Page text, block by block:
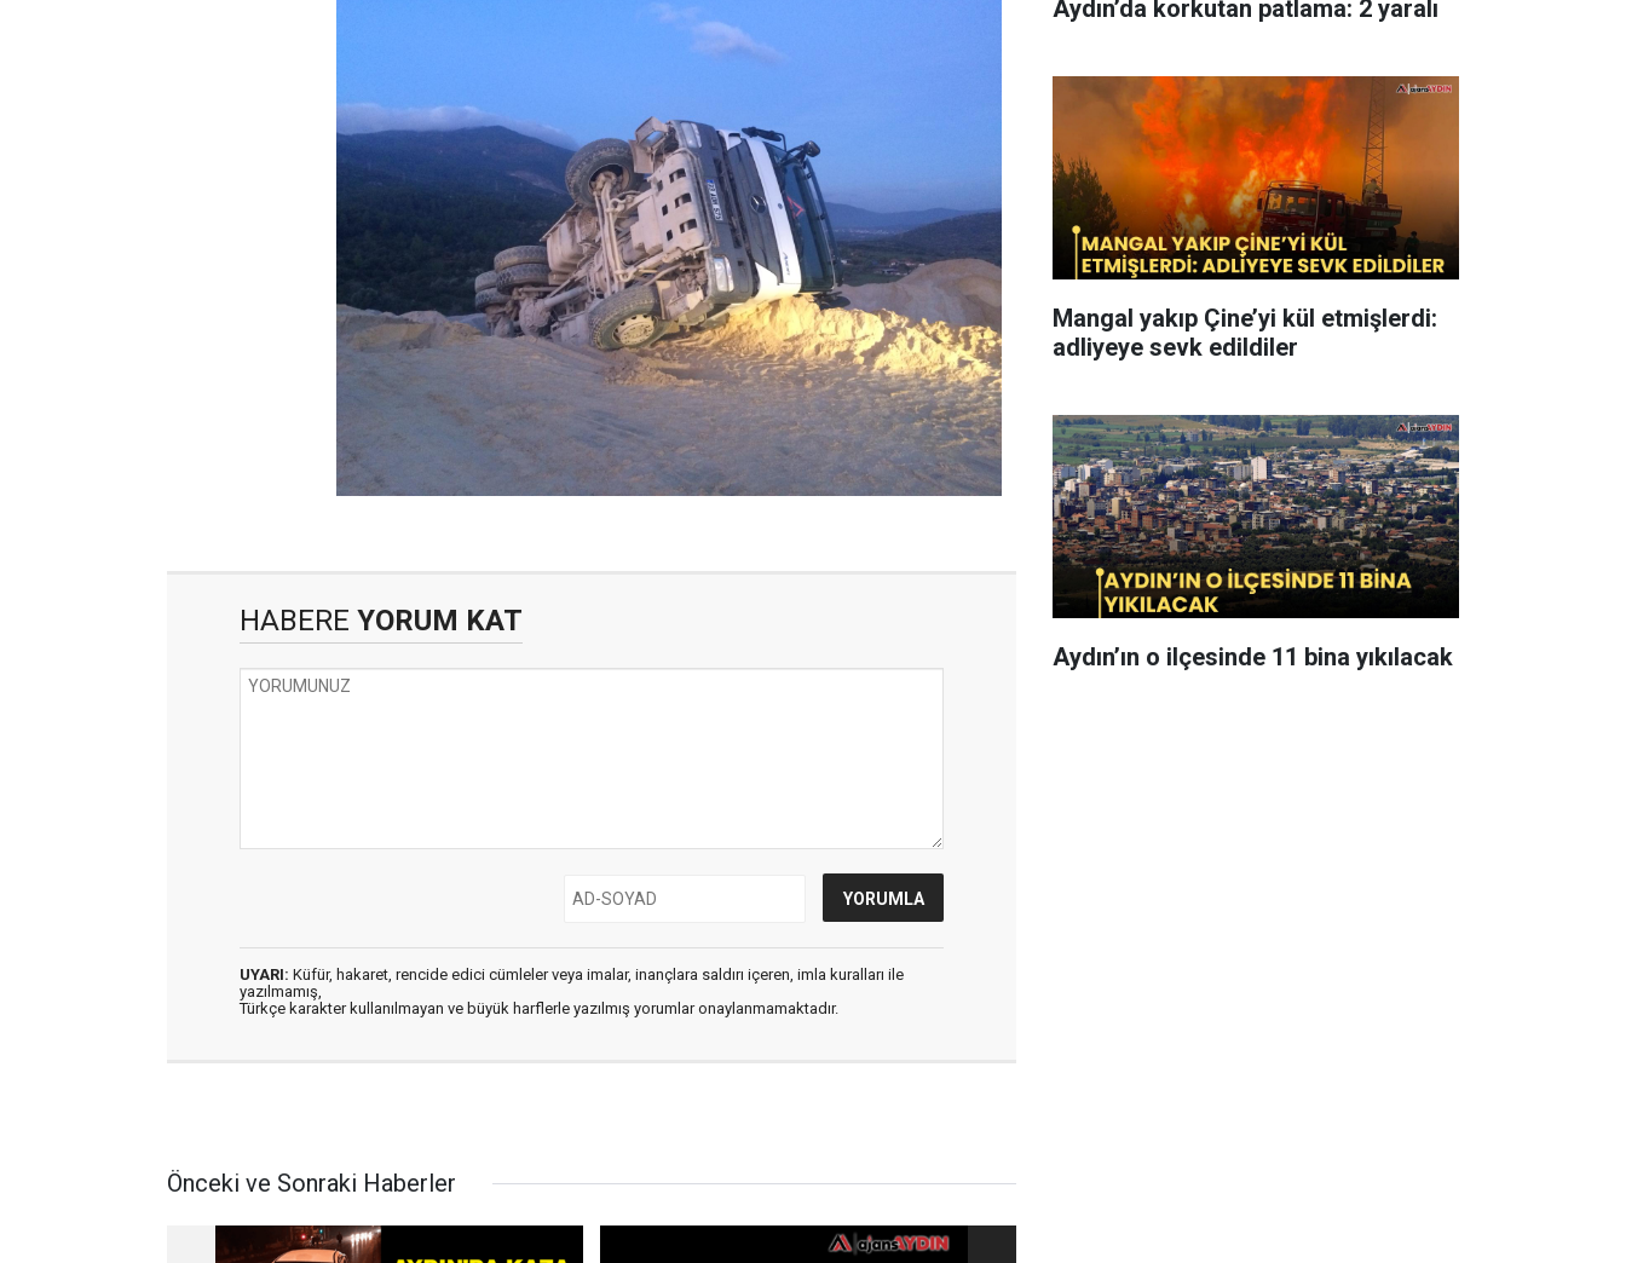
HABERE YORUM KAT
UYARI: Küfür, hakaret, rencide edici cümleler veya imalar, inançlara saldırı içeren, imla kuralları ile
yazılmamış,
Türkçe karakter kullanılmayan ve büyük harflerle yazılmış yorumlar onaylanmamaktadır.
Önceki ve Sonraki Haberler
Aydın’da korkutan patlama: 2 yaralı
Mangal yakıp Çine’yi kül etmişlerdi:
adliyeye sevk edildiler
Aydın’ın o ilçesinde 11 bina yıkılacak